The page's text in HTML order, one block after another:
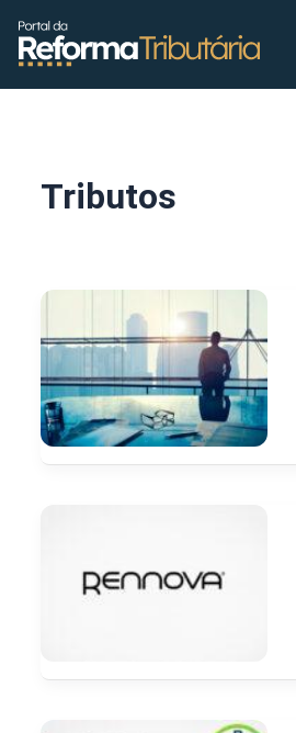
conteúdo
Tributos